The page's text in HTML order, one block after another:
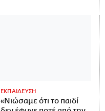
ΕΚΠΑΙΔΕΥΣΗ
«Νιώσαμε ότι το παιδί